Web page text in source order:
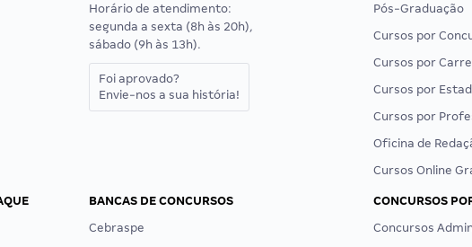
Horário de atendimento:
segunda a sexta (8h às 20h),
sábado (9h às 13h).
Foi aprovado?
Envie-nos a sua história!
Pós-Graduação
Cursos por
Cursos por
Cursos por
Cursos por
Oficina de
Cursos Online
BANCAS DE CONCURSOS
Cebraspe
CONCURSOS
Concursos